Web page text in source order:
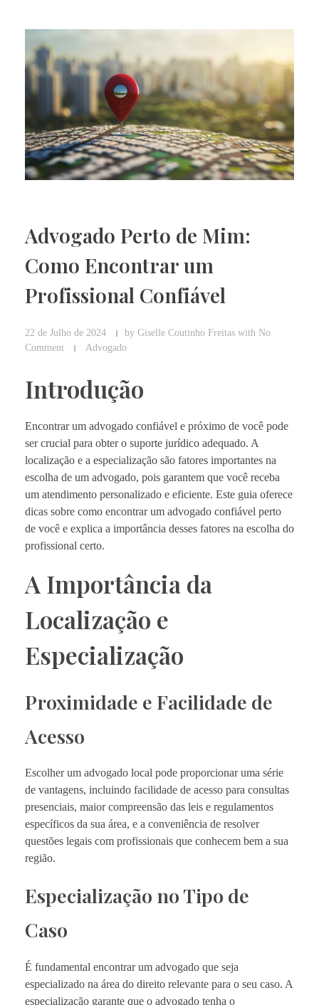
Advogado Perto de Mim:
Como Encontrar um
Profissional Confiável
22 de Julho de 2024 by Giselle Coutinho Freitas with No
Comment
Advogado
Introdução
Encontrar um advogado confiável e próximo de você pode
ser crucial para obter o suporte jurídico adequado. A
localização e a especialização são fatores importantes na
escolha de um advogado, pois garantem que você receba
um atendimento personalizado e eficiente. Este guia oferece
dicas sobre como encontrar um advogado confiável perto
de você e explica a importância desses fatores na escolha do
profissional certo.
A Importância da
Localização e
Especialização
Proximidade e Facilidade de
Acesso
Escolher um advogado local pode proporcionar uma série
de vantagens, incluindo facilidade de acesso para consultas
presenciais, maior compreensão das leis e regulamentos
específicos da sua área, e a conveniência de resolver
questões legais com profissionais que conhecem bem a sua
região.
Especialização no Tipo de
Caso
É fundamental encontrar um advogado que seja
especializado na área do direito relevante para o seu caso. A
especialização garante que o advogado tenha o